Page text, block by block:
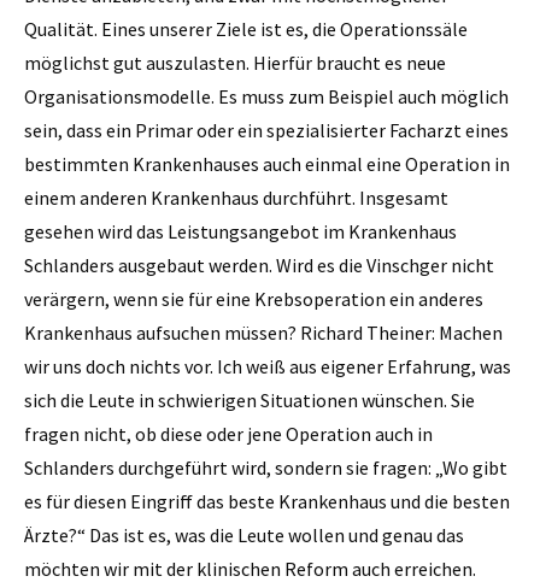
Qualität. Eines unserer Ziele ist es, die Operationssäle
möglichst gut auszulasten. Hierfür braucht es neue
Organisationsmodelle. Es muss zum Beispiel auch möglich
sein, dass ein Primar oder ein spezialisierter Facharzt eines
bestimmten Krankenhauses auch einmal eine Operation in
einem anderen Krankenhaus durchführt. Insgesamt
gesehen wird das Leistungsangebot im Krankenhaus
Schlanders ausgebaut werden. Wird es die Vinschger nicht
verärgern, wenn sie für eine Krebsoperation ein anderes
Krankenhaus aufsuchen müssen? Richard Theiner: Machen
wir uns doch nichts vor. Ich weiß aus eigener Erfahrung, was
sich die Leute in schwierigen Situa­tionen wünschen. Sie
fragen nicht, ob diese oder jene Operation auch in
Schlanders durchgeführt wird, sondern sie fragen: „Wo gibt
es für diesen Eingriff das beste Krankenhaus und die besten
Ärzte?“ Das ist es, was die Leute wollen und genau das
möchten wir mit der klinischen Reform auch erreichen.